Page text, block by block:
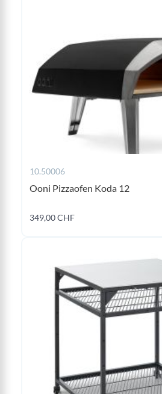
10.50006
Ooni Pizzaofen Koda 12
349,00 CHF